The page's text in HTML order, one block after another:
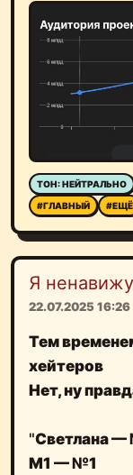
ТОН: НЕЙТРАЛЬНО
#ГЛАВНЫЙ
#ЕЩЁ
Я
22.07.2025 16:26
Тем
хейтеров
Нет, ну
"Светлана —
М1 — №1